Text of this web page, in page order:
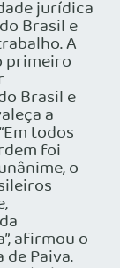
jurídica
Brasil e
A
primeiro
Brasil e
a
todos
foi
o
afirmou o
Paiva.